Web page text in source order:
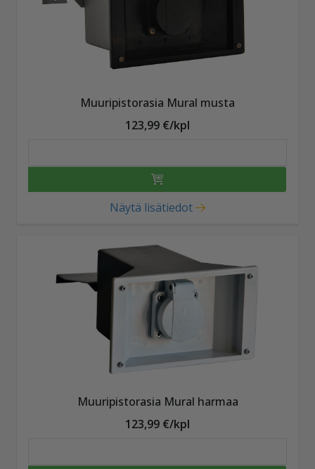
Muuripistorasia Mural musta
123,99 €/kpl
Näytä lisätiedot
Muuripistorasia Mural harmaa
123,99 €/kpl